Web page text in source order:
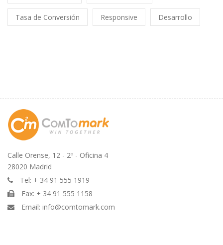
Tasa de Conversión Responsive Desarrollo
Calle Orense, 12 - 2º - Oficina 4
28020 Madrid
Tel: + 34 91 555 1919
Fax: + 34 91 555 1158
Email: info@comtomark.com